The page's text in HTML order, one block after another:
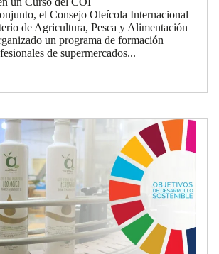
el Consejo Oleícola Internacional
de Agricultura, Pesca y Alimentación
un programa de formación
de supermercados...